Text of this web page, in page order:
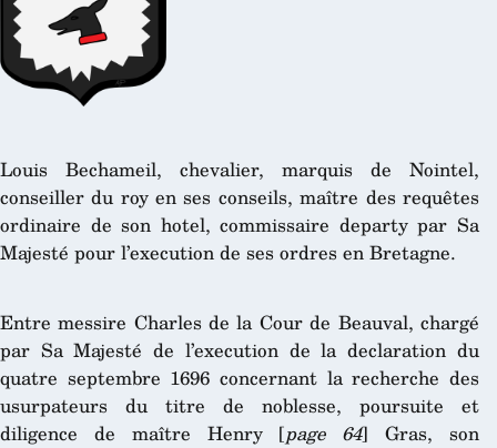
Louis Bechameil, chevalier, marquis de Nointel,
conseiller du roy en ses conseils, maître des requêtes
ordinaire de son hotel, commissaire departy par Sa
Majesté pour l’execution de ses ordres en Bretagne.
Entre messire Charles de la Cour de Beauval, chargé
par Sa Majesté de l’execution de la declaration du
quatre septembre 1696 concernant la recherche des
usurpateurs du titre de noblesse, poursuite et
diligence de maître Henry [page 64] Gras, son